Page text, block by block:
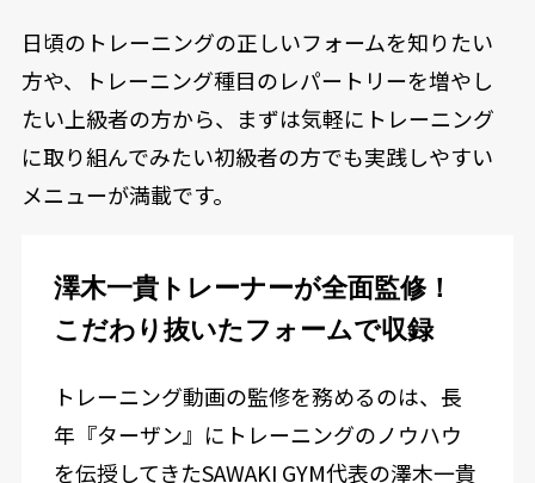
日頃のトレーニングの正しいフォームを知りたい
方や、トレーニング種目のレパートリーを増やし
たい上級者の方から、まずは気軽にトレーニング
に取り組んでみたい初級者の方でも実践しやすい
メニューが満載です。
澤木一貴トレーナーが全面監修！
こだわり抜いたフォームで収録
トレーニング動画の監修を務めるのは、長
年『ターザン』にトレーニングのノウハウ
を伝授してきたSAWAKI GYM代表の澤木一貴